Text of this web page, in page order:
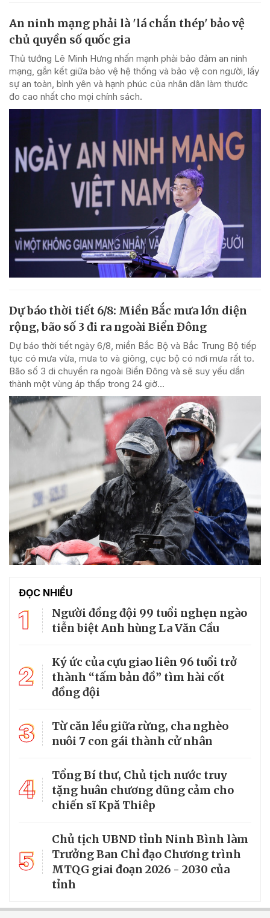
An ninh mạng phải là 'lá chắn thép' bảo vệ
chủ quyền số quốc gia
Thủ tướng Lê Minh Hưng nhấn mạnh phải bảo đảm an ninh
mạng, gắn kết giữa bảo vệ hệ thống và bảo vệ con người, lấy
sự an toàn, bình yên và hạnh phúc của nhân dân làm thước
đo cao nhất cho mọi chính sách.
Dự báo thời tiết 6/8: Miền Bắc mưa lớn diện
rộng, bão số 3 đi ra ngoài Biển Đông
Dự báo thời tiết ngày 6/8, miền Bắc Bộ và Bắc Trung Bộ tiếp
tục có mưa vừa, mưa to và giông, cục bộ có nơi mưa rất to.
Bão số 3 di chuyển ra ngoài Biển Đông và sẽ suy yếu dần
thành một vùng áp thấp trong 24 giờ...
ĐỌC NHIỀU
1
Người đồng đội 99 tuổi nghẹn ngào
tiễn biệt Anh hùng La Văn Cầu
2
Ký ức của cựu giao liên 96 tuổi trở
thành “tấm bản đồ” tìm hài cốt
đồng đội
3
Từ căn lều giữa rừng, cha nghèo
nuôi 7 con gái thành cử nhân
4
Tổng Bí thư, Chủ tịch nước truy
tặng huân chương dũng cảm cho
chiến sĩ Kpă Thiêp
5
Chủ tịch UBND tỉnh Ninh Bình làm
Trưởng Ban Chỉ đạo Chương trình
MTQG giai đoạn 2026 - 2030 của
tỉnh